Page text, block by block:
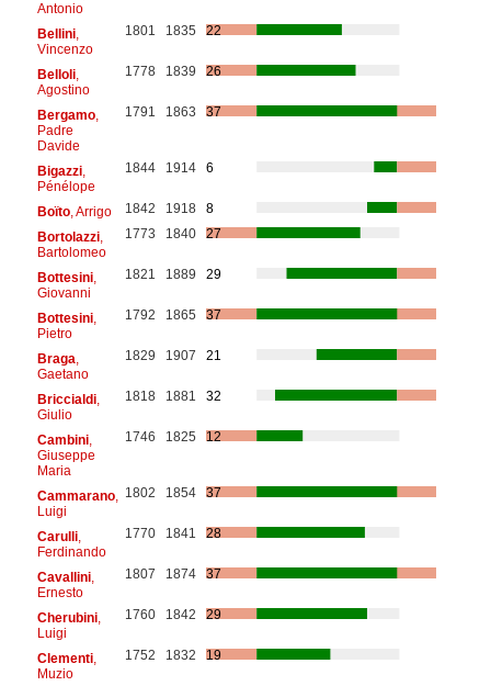
Antonio
Bellini,
Vincenzo
1801 1835 22
Belloli,
Agostino
1778 1839 26
Bergamo,
Padre
Davide
1791 1863 37
Bigazzi,
Pénélope
1844 1914 6
Boïto, Arrigo 1842 1918
8
Bortolazzi,
Bartolomeo
1773 1840 27
Bottesini,
Giovanni
1821 1889 29
Bottesini,
Pietro
1792 1865 37
Braga
Gaetano
1829 1907 21
Briccialdi,
Giulio
1818 1881 32
Cambini,
Giuseppe
Maria
1746 1825 12
Cammarano,
Luigi
1802 1854 37
Carulli,
Ferdinando
1770 1841 28
Cavallini,
Ernesto
1807 1874 37
Cherubini,
Luigi
1760 1842 29
Clementi,
Muzio
1752 1832 19